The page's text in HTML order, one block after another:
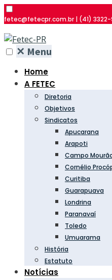
fetec@fetecpr.com.br | (41)
✕ Menu
Home
A FETEC
Diretoria
Objetivos
Sindicatos
Apucarana
Arapoti
Campo
Cornélio
Curitiba
Guarapuava
Londrina
Paranavaí
Toledo
Umuarama
História
Estatuto
Notícias